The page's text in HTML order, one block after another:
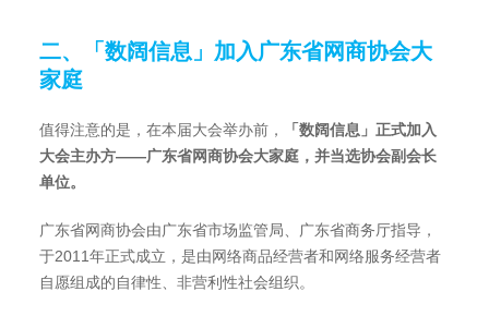
二、「数阔信息」加入广东省网商协会大
家庭
值得注意的是，在本届大会举办前，
「数阔信息」正式加入
大会主办方——广东省网商协会大家庭，并当选协会副会长
单位。
广东省网商协会由广东省市场监管局、广东省商务厅指导，
于2011年正式成立，是由网络商品经营者和网络服务经营者
自愿组成的自律性、非营利性社会组织。